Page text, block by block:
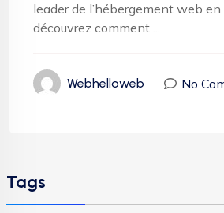
leader de l’hébergement web en
découvrez comment ...
Webhelloweb No
Tags